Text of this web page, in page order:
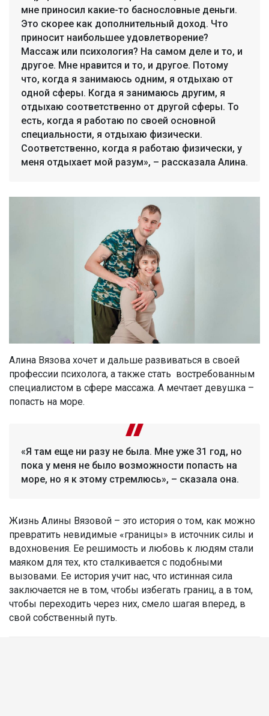
мне приносил какие-то баснословные деньги.
Это скорее как дополнительный доход. Что
приносит наибольшее удовлетворение?
Массаж или психология? На самом деле и то, и
другое. Мне нравится и то, и другое. Потому
что, когда я занимаюсь одним, я отдыхаю от
одной сферы. Когда я занимаюсь другим, я
отдыхаю соответственно от другой сферы. То
есть, когда я работаю по своей основной
специальности, я отдыхаю физически.
Соответственно, когда я работаю физически, у
меня отдыхает мой разум», – рассказала Алина.
Алина Вязова хочет и дальше развиваться в своей
профессии психолога, а также стать востребованным
специалистом в сфере массажа. А мечтает девушка –
попасть на море.
«Я там еще ни разу не была. Мне уже 31 год, но
пока у меня не было возможности попасть на
море, но я к этому стремлюсь», – сказала она.
Жизнь Алины Вязовой – это история о том, как можно
превратить невидимые «границы» в источник силы и
вдохновения. Ее решимость и любовь к людям стали
маяком для тех, кто сталкивается с подобными
вызовами. Ее история учит нас, что истинная сила
заключается не в том, чтобы избегать границ, а в том,
чтобы переходить через них, смело шагая вперед, в
свой собственный путь.